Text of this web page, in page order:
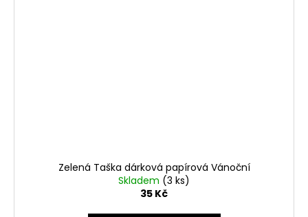
Zelená Taška dárková papírová Vánoční
Skladem (3 ks)
35 Kč